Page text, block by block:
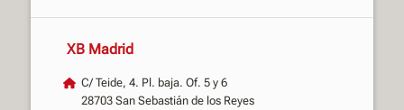
XB Madrid
C/ Teide, 4. Pl. baja. Of. 5 y 6
28703 San Sebastián de los Reyes